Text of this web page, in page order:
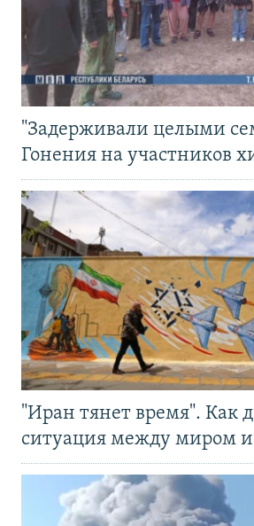
"Задерживали целыми
Гонения на участников
"Иран тянет время". Как
ситуация между миром и